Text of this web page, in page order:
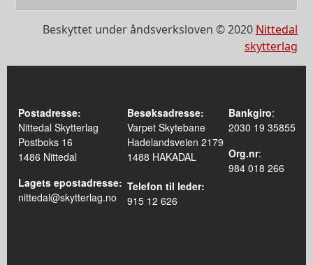
Beskyttet under åndsverksloven © 2020 Nittedal
skytterlag
Postadresse:
Nittedal Skytterlag
Postboks 16
1486 Nittedal
Lagets epostadresse:
nittedal@skytterlag.no
Besøksadresse:
Varpet Skytebane
Hadelandsveien 2179
1488 HAKADAL
Telefon til leder:
915 12 626
Bankgiro:
2030 19 35855
Org.nr:
984 018 266